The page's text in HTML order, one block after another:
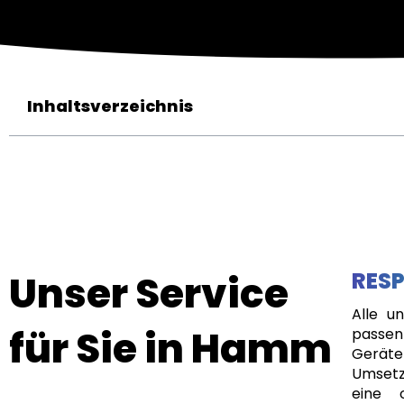
Inhaltsverzeichnis
Unser Service
für Sie in Hamm
Alle
eine